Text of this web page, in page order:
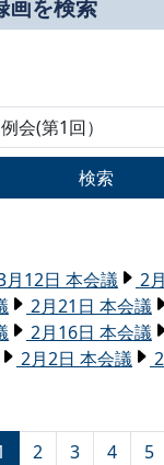
画を検索
検索
月12日 本会議
2
2月21日 本会議
2月16日 本会議
2月2日 本会議
2 3 4 5